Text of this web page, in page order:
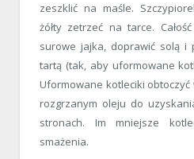
zeszklić na maśle.
żółty zetrzeć na tarce.
surowe jajka, doprawić solą i
tartą (tak, aby uformowane
Uformowane kotleciki obtoczyć
rozgrzanym oleju do
stronach. Im mniejsze
smażenia.